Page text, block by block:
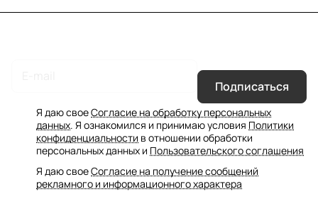
Подписаться
Я даю своеСогласие на обработку персональных
данных. Я ознакомился и принимаю условия Политики
конфиденциальности в отношении обработки
персональных данных и Пользовательского соглашения
Я даю своеСогласие на получение сообщений
рекламного и информационного характера